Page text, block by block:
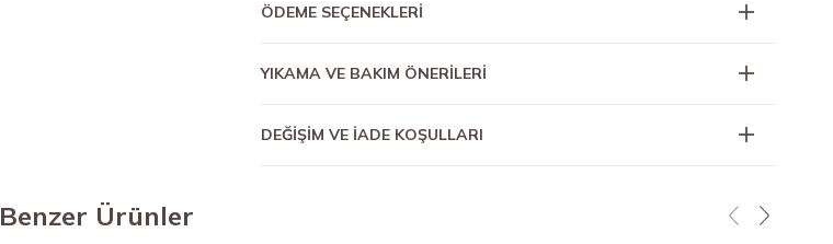
ÖDEME SEÇENEKLERI
YIKAMA VE BAKIM ÖNERİLERİ
DEĞİŞİM VE İADE KOŞULLARI
Benzer Ürünler